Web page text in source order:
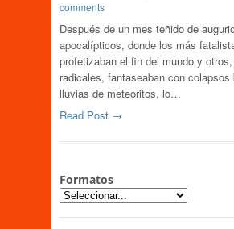
comments
Después de un mes teñido de
apocalípticos, donde los más
profetizaban el fin del mundo y
radicales, fantaseaban con colapsos
lluvias de meteoritos, lo…
Read Post →
Formatos